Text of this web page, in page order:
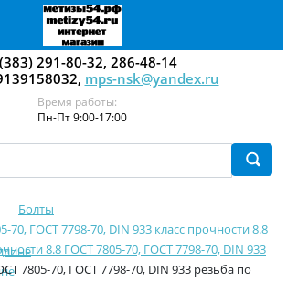
291-80-32, 286-48-14
mps-nsk@yandex.ru
Время работы:
Пн-Пт 9:00-17:00
Болты
70, ГОСТ 7798-70, DIN 933 класс прочности 8.8
8.8 ГОСТ 7805-70, ГОСТ 7798-70, DIN 933
7805-70, ГОСТ 7798-70, DIN 933 резьба по